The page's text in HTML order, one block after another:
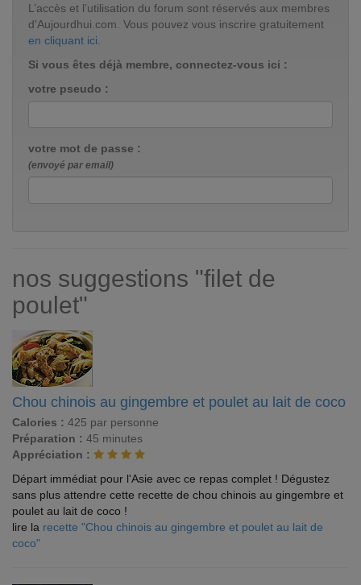
L’accès et l’utilisation du forum sont réservés aux membres
d'Aujourdhui.com. Vous pouvez vous inscrire gratuitement
en cliquant ici.
Si vous êtes déjà membre, connectez-vous ici :
votre pseudo :
votre mot de passe :
(envoyé par email)
nos suggestions "filet de
poulet"
Chou chinois au gingembre et poulet au lait de coco
Calories : 425 par personne
Préparation : 45 minutes
Appréciation :
Départ immédiat pour l'Asie avec ce repas complet ! Dégustez
sans plus attendre cette recette de chou chinois au gingembre et
poulet au lait de coco !
lire la recette "Chou chinois au gingembre et poulet au lait de
coco"